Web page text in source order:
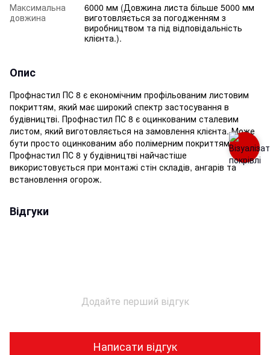
Максимальна
довжина
6000 мм (Довжина листа більше 5000 мм
виготовляється за погодженням з
виробництвом та під відповідальність
клієнта.).
Опис
Профнастил ПС 8 є економічним профільованим листовим
покриттям, який має широкий спектр застосування в
будівництві. Профнастил ПС 8 є оцинкованим сталевим
листом, який виготовляється на замовлення клієнта. Може
бути просто оцинкованим або полімерним покриттям.
Профнастил ПС 8 у будівництві найчастіше
використовується при монтажі стін складів, ангарів та
встановлення огорож.
Відгуки
Додайте перший відгук
Написати відгук